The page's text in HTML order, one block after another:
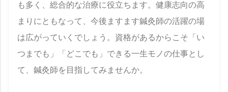
も多く、総合的な治療に役立ちます。健康志向の高
まりにともなって、今後ますます鍼灸師の活躍の場
は広がっていくでしょう。資格があるからこそ「い
つまでも」「どこでも」できる一生モノの仕事とし
て、鍼灸師を目指してみませんか。